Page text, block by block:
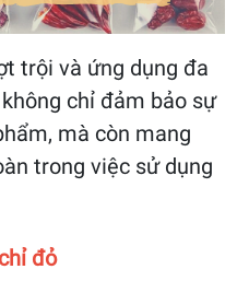
trội và ứng dụng đa
chỉ đảm bảo sự
mà còn mang
trong việc sử dụng
đỏ